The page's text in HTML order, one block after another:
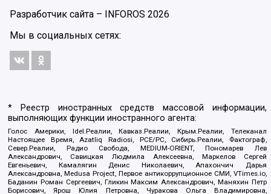
Разработчик сайта – INFOROS 2026
Мы в социальных сетях:
* Реестр иностранных средств массовой информации,
выполняющих функции иностранного агента:
Голос Америки, Idel.Реалии, Кавказ.Реалии, Крым.Реалии, Телеканал
Настоящее Время, Azatliq Radiosi, PCE/PC, Сибирь.Реалии, Фактограф,
Север.Реалии, Радио Свобода, MEDIUM-ORIENT, Пономарев Лев
Александрович, Савицкая Людмила Алексеевна, Маркелов Сергей
Евгеньевич, Камалягин Денис Николаевич, Апахончич Дарья
Александровна, Medusa Project, Первое антикоррупционное СМИ, VTimes.io,
Баданин Роман Сергеевич, Гликин Максим Александрович, Маняхин Петр
Борисович, Ярош Юлия Петровна, Чуракова Ольга Владимировна,